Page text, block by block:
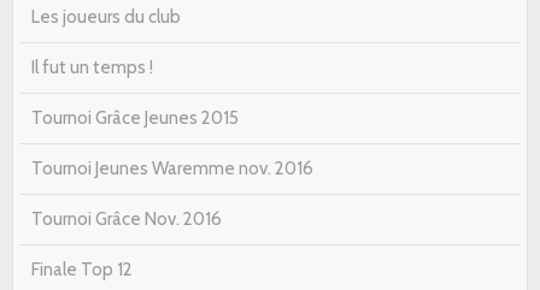
Les joueurs du club
Il fut un temps !
Tournoi Grâce Jeunes 2015
Tournoi Jeunes Waremme nov. 2016
Tournoi Grâce Nov. 2016
Finale Top 12